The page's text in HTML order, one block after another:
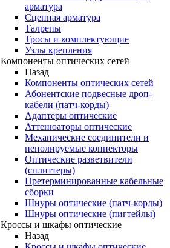
арматура
Сцепная арматура
Талрепы
Тросы и комплектующие
Узлы крепления
Компоненты оптических сетей
Назад
Компоненты оптических сетей
Абонентские подвесные дроп-
кабели (патч-корды)
Адаптеры оптические
Аттенюаторы оптические
Механические соединители и
неполируемые коннекторы
Оптические разветвители
(сплиттеры)
Претерминированные кабельные
сборки
Шнуры оптические (патч-корды)
Шнуры оптические (пигтейлы)
Кроссы и шкафы оптические
Назад